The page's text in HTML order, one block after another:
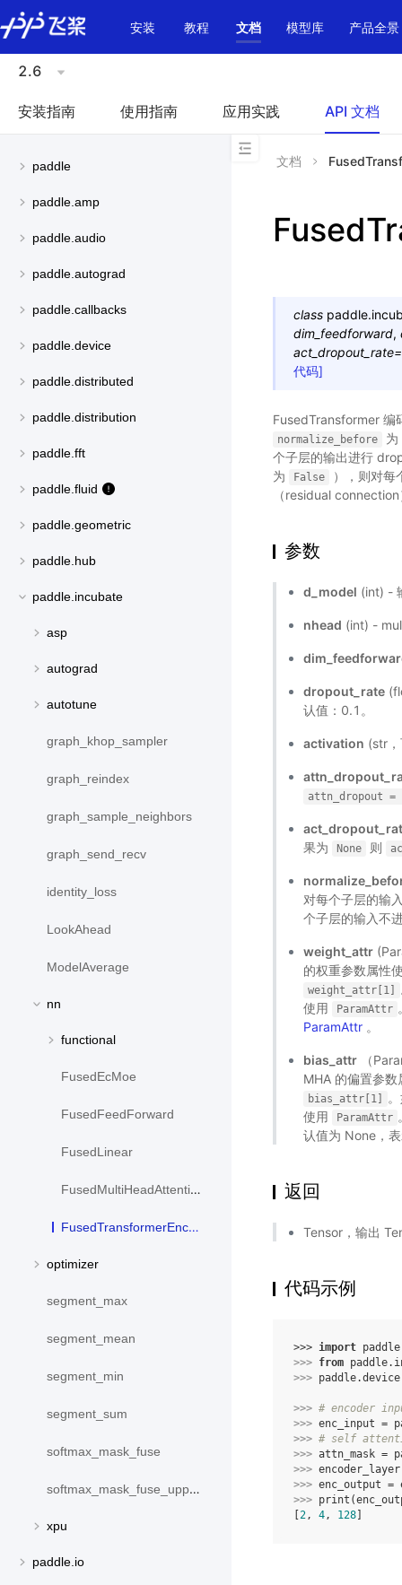
\u200E
安装
教程 文档 模型库 产品全景
2.6
安装指南 使用指南 应用实践 API 文档
paddle
paddle.amp
paddle.audio
paddle.autograd
paddle.callbacks
paddle.device
paddle.distributed
paddle.distribution
paddle.fft
paddle.fluid
paddle.geometric
paddle.hub
paddle.incubate
asp
autograd
autotune
graph_khop_sampler
graph_reindex
graph_sample_neighbors
graph_send_recv
identity_loss
LookAhead
ModelAverage
nn
functional
FusedEcMoe
FusedFeedForward
FusedLinear
FusedMultiHeadAttention
FusedTransformerEncoderLayer
optimizer
segment_max
segment_mean
segment_min
segment_sum
softmax_mask_fuse
softmax_mask_fuse_upper_triangle
xpu
paddle.io
文档
class
dim_feedforward,
act_dropout_rate=
代码]
FusedTransformer 编
normalize_before
为
个子层的输出进行
为
False
），则对每
（residual
参数
d_model (int) -
nhead (int) -
dropout_rate
认值：0.1。
activation (str
attn_dropout =
果为
None 则
对每个子层的输
个子层的输入不
weight_attr
的权重参数属性
weight_attr[1]
使用
ParamAttr
ParamAttr 。
bias_attr （
MHA 的偏置参
bias_attr[1]
使用
ParamAttr
认值为 None，
返回
Tensor，输出
代码示例
>>> import paddle
>>> from
>>> paddle.device
>>> # encoder
>>> enc_input =
>>> # self
>>> attn_mask =
>>> encoder_layer
>>> enc_output =
>>> print (
2, 4, 128